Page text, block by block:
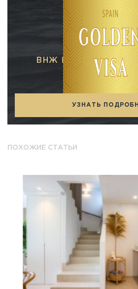
ВНЖ В ИСПАНИИ ЗА
При покупке
УЗНАТЬ
ПОХОЖИЕ СТАТЬИ